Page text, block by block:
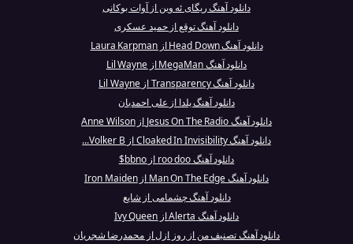
دانلود آهنگ ریگای ئه وین از آوات بوکانی
دانلود آهنگ توقع از حمید عسکری
دانلود آهنگ Head Down از Laura Karpman
دانلود آهنگ MegaMan از Lil Wayne
دانلود آهنگ Transparency از Lil Wayne
دانلود آهنگ یلدا از علی احمدیان
دانلود آهنگ Jesus On The Radio از Anne Wilson
دانلود آهنگ Cloaked In Invisibility از Volker B...
دانلود آهنگ roo doo از bbno$
دانلود آهنگ Man On The Edge از Iron Maiden
دانلود آهنگ چشمامی از شایع
دانلود آهنگ Alerta از Ivy Queen
دانلود آهنگ تصنیف من از روز ازل از محمدرضا شجریان